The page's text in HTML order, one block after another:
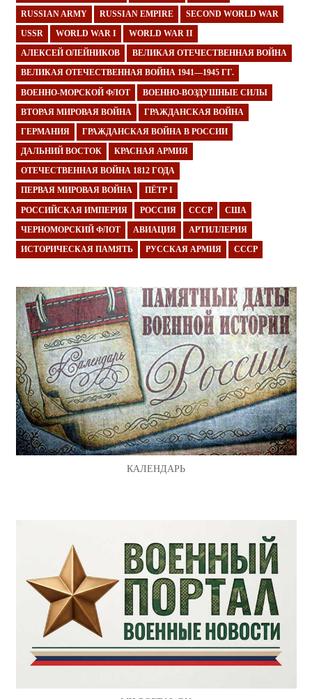
RUSSIAN ARMY RUSSIAN EMPIRE SECOND WORLD WAR
USSR WORLD WAR I WORLD WAR II
АЛЕКСЕЙ ОЛЕЙНИКОВ ВЕЛИКАЯ ОТЕЧЕСТВЕННАЯ ВОЙНА
ВЕЛИКАЯ ОТЕЧЕСТВЕННАЯ ВОЙНА 1941—1945 ГГ.
ВОЕННО-МОРСКОЙ ФЛОТ ВОЕННО-ВОЗДУШНЫЕ СИЛЫ
ВТОРАЯ МИРОВАЯ ВОЙНА ГРАЖДАНСКАЯ ВОЙНА
ГЕРМАНИЯ ГРАЖДАНСКАЯ ВОЙНА В РОССИИ
ДАЛЬНИЙ ВОСТОК КРАСНАЯ АРМИЯ
ОТЕЧЕСТВЕННАЯ ВОЙНА 1812 ГОДА
ПЕРВАЯ МИРОВАЯ ВОЙНА ПЁТР I
РОССИЙСКАЯ ИМПЕРИЯ РОССИЯ СССР США
ЧЕРНОМОРСКИЙ ФЛОТ АВИАЦИЯ АРТИЛЛЕРИЯ
ИСТОРИЧЕСКАЯ ПАМЯТЬ РУССКАЯ АРМИЯ СССР
КАЛЕНДАРЬ